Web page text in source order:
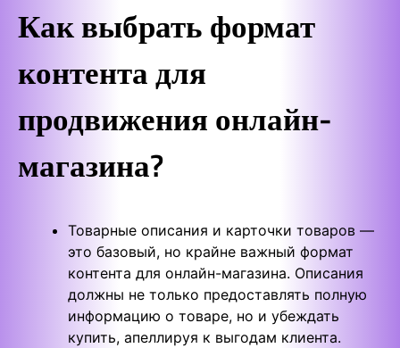
Как выбрать формат
контента для
продвижения онлайн-
магазина?
Товарные описания и карточки товаров —
это базовый, но крайне важный формат
контента для онлайн-магазина. Описания
должны не только предоставлять полную
информацию о товаре, но и убеждать
купить, апеллируя к выгодам клиента.